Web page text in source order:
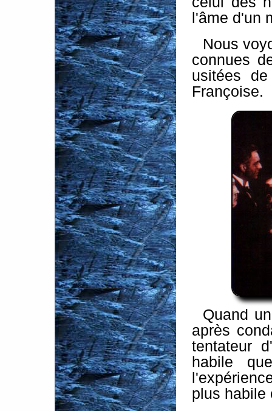
l'âme d'un
Nous
connues
usitées
Françoise.
Quand
après
tentateur
habile
plus habile